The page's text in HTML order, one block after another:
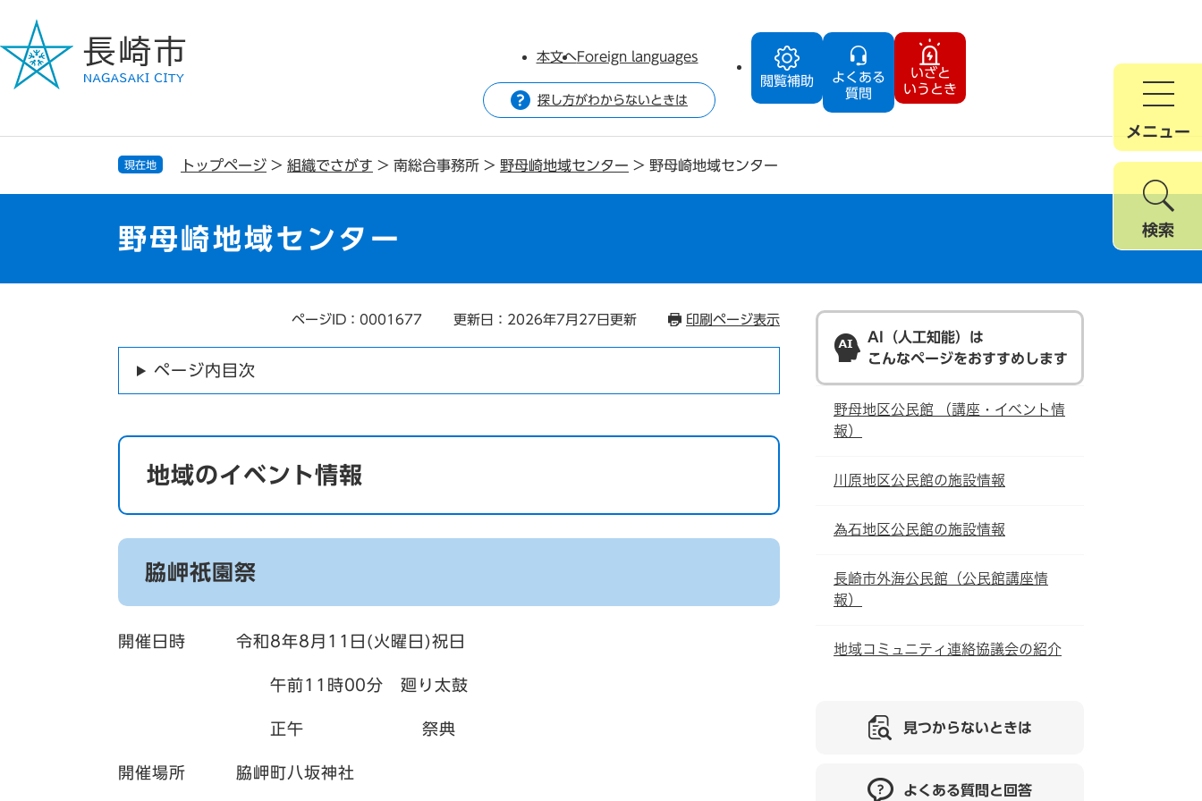
ジ
で
ュ
ば
閲覧補助
よくある
質問
いざと
いうとき
本文へForeign languages
探し方がわからないときは
メニュー
検索
現在地 トップページ > 組織でさがす > 南総合事務所 > 野母崎地域センター > 野母崎地域センター
野母崎地域センター
ページID：0001677 更新日：2026年7月27日更新 印刷ページ表示
ページ内目次
地域のイベント情報
脇岬祇園祭
開催日時 令和8年8月11日(火曜日)祝日
午前11時00分 廻り太鼓
正午 祭典
開催場所 脇岬町八坂神社
AI（人工知能）は
こんなページをおすすめします
野母地区公民館 （講座・イベント情
報）
川原地区公民館の施設情報
為石地区公民館の施設情報
長崎市外海公民館（公民館講座情
報）
地域コミュニティ連絡協議会の紹介
見つからないときは
よくある質問と回答